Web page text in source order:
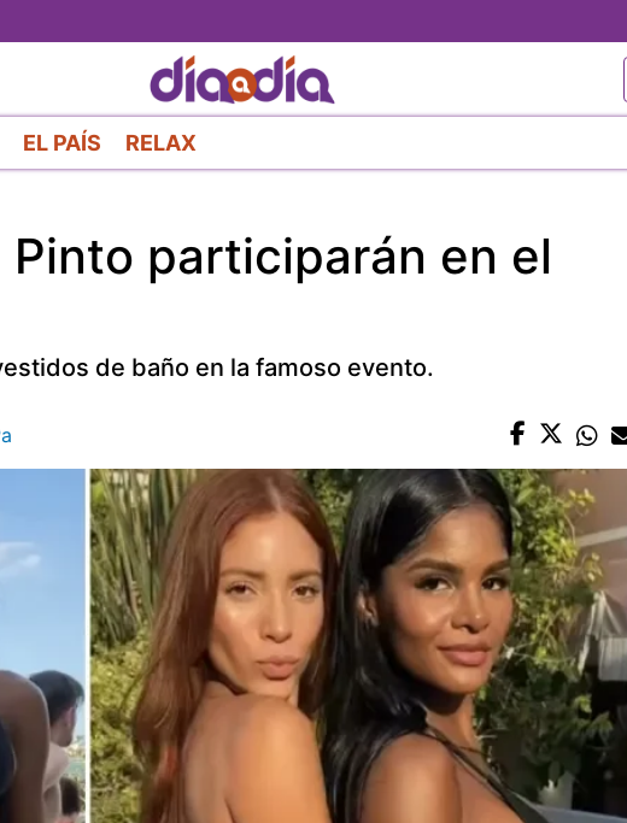
al
contenido
principal
EL PAÍS RELAX
participarán en el
de baño en la famoso evento.